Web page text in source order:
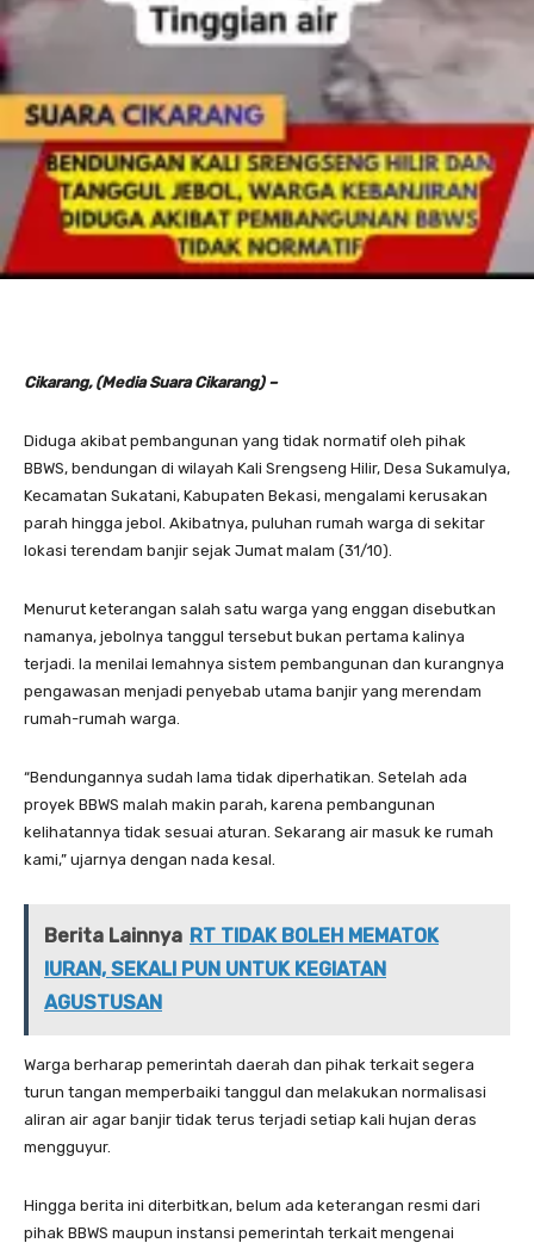
Cikarang, (Media Suara Cikarang) –
Diduga akibat pembangunan yang tidak normatif oleh pihak
BBWS, bendungan di wilayah Kali Srengseng Hilir, Desa Sukamulya,
Kecamatan Sukatani, Kabupaten Bekasi, mengalami kerusakan
parah hingga jebol. Akibatnya, puluhan rumah warga di sekitar
lokasi terendam banjir sejak Jumat malam (31/10).
Menurut keterangan salah satu warga yang enggan disebutkan
namanya, jebolnya tanggul tersebut bukan pertama kalinya
terjadi. Ia menilai lemahnya sistem pembangunan dan kurangnya
pengawasan menjadi penyebab utama banjir yang merendam
rumah-rumah warga.
“Bendungannya sudah lama tidak diperhatikan. Setelah ada
proyek BBWS malah makin parah, karena pembangunan
kelihatannya tidak sesuai aturan. Sekarang air masuk ke rumah
kami,” ujarnya dengan nada kesal.
Berita Lainnya RT TIDAK BOLEH MEMATOK
IURAN, SEKALI PUN UNTUK KEGIATAN
AGUSTUSAN
Warga berharap pemerintah daerah dan pihak terkait segera
turun tangan memperbaiki tanggul dan melakukan normalisasi
aliran air agar banjir tidak terus terjadi setiap kali hujan deras
mengguyur.
Hingga berita ini diterbitkan, belum ada keterangan resmi dari
pihak BBWS maupun instansi pemerintah terkait mengenai